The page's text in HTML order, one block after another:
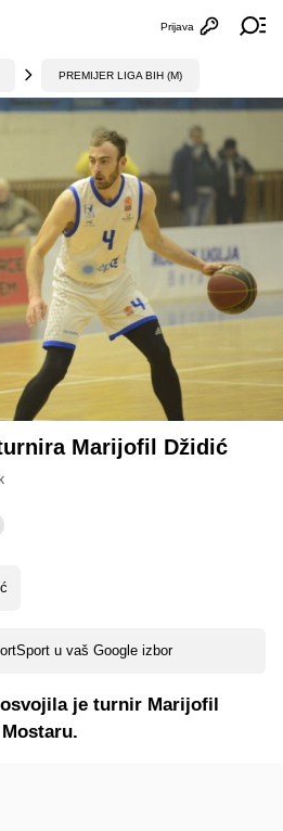
Otvori
Prijava
PREMIJER LIGA BIH (M)
Marijofil Džidić
u vaš Google izbor
je turnir Marijofil